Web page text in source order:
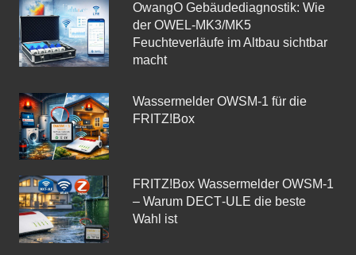
OwangO Gebäudediagnostik: Wie
der OWEL‑MK3/MK5
Feuchteverläufe im Altbau sichtbar
macht
Wassermelder OWSM‑1 für die
FRITZ!Box
FRITZ!Box Wassermelder OWSM-1
– Warum DECT‑ULE die beste
Wahl ist